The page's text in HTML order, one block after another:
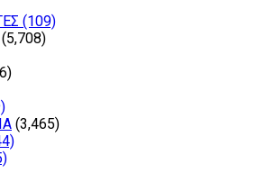
(109)
(5,708)
(3,465)